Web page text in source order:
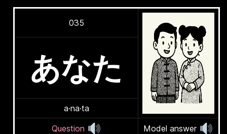
035
あなた
a·na·ta
Question
Model answer